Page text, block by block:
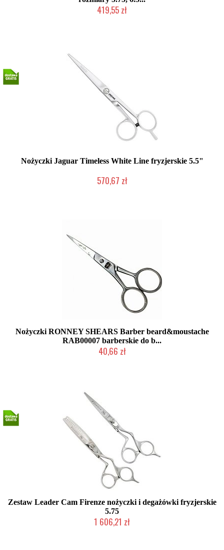
419,55 zł
Nożyczki Jaguar Timeless White Line fryzjerskie 5.5"
570,67 zł
Nożyczki RONNEY SHEARS Barber beard&moustache
RAB00007 barberskie do b...
40,66 zł
Zestaw Leader Cam Firenze nożyczki i degażówki fryzjerskie
5.75
1 606,21 zł